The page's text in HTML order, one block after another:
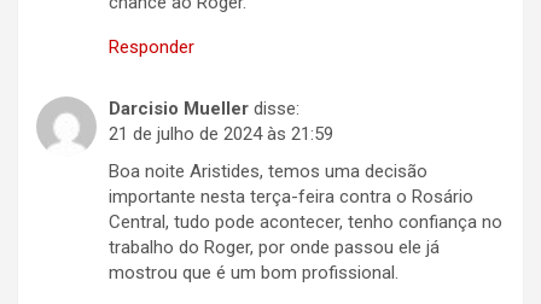
Responder
Darcisio Mueller disse:
21 de julho de 2024 às 21:59
Boa noite Aristides, temos uma decisão
importante nesta terça-feira contra o Rosário
Central, tudo pode acontecer, tenho confiança no
trabalho do Roger, por onde passou ele já
mostrou que é um bom profissional.